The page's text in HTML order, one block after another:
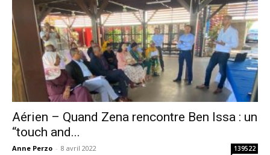
Aérien – Quand Zena rencontre Ben Issa : un
“touch and...
Anne Perzo - 8 avril 2022 139522